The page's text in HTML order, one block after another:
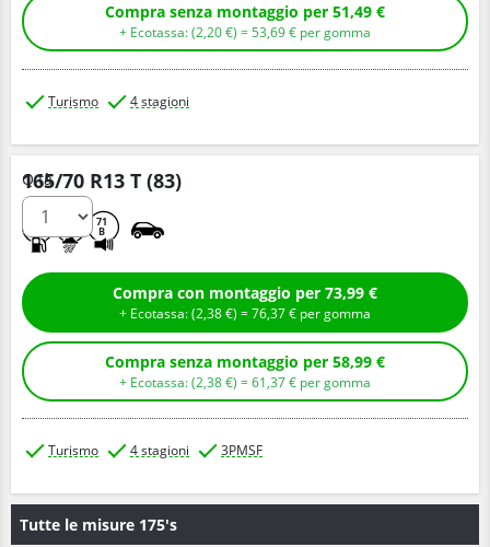
Compra senza montaggio per 51,49 €
+ Ecotassa: (2,20€ ) =53,69€ per gomma
Turismo 4 stagioni
165/70 R13 T (83)
71
B
Q.tà
Compra con montaggio per 73,99 €
+ Ecotassa: (2,38€ ) =76,37€ per gomma
Compra senza montaggio per 58,99 €
+ Ecotassa: (2,38€ ) =61,37€ per gomma
Turismo 4 stagioni 3PMSF
Tutte le misure 175's